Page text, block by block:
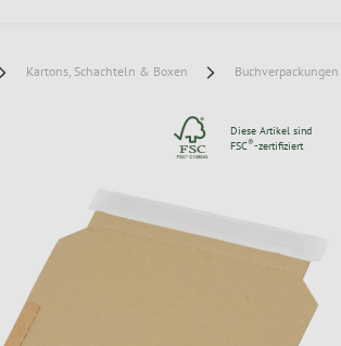
Kartons, Schachteln & Boxen
Diese Artikel sind
FSC®-zertifiziert